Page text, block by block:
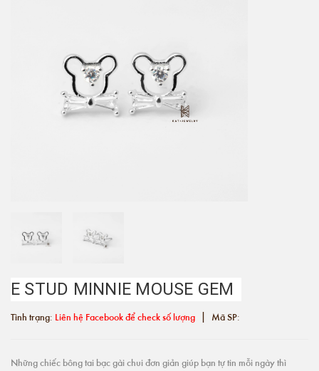
E STUD MINNIE MOUSE GEM
Tình trạng: Liên hệ Facebook để check số lượng | Mã SP:
Những chiếc bông tai bạc gài chui đơn giản giúp bạn tự tin mỗi ngày thì